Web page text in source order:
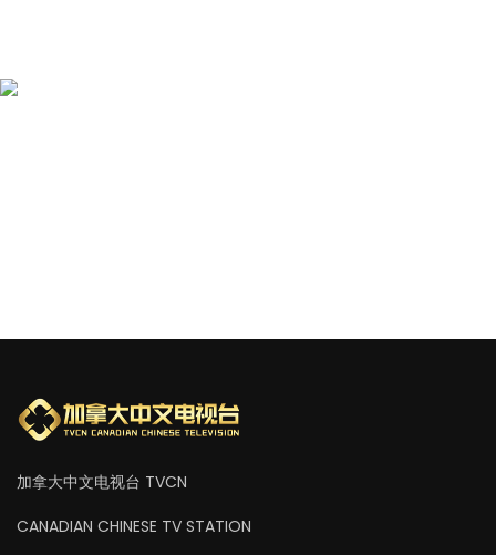
加拿大中文电视台 TVCN
CANADIAN CHINESE TV STATION